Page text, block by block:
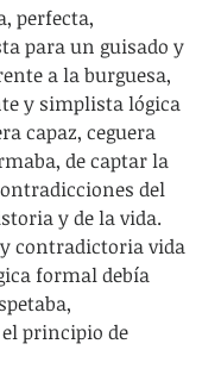
perfecta,
para un guisado y
a la burguesa,
y simplista lógica
capaz, ceguera
de captar la
del
y de la vida.
contradictoria vida
formal debía
principio de